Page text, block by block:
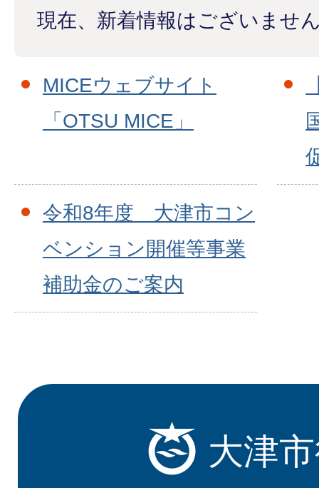
現在、新着情報はございませ
MICEウェブサイト
「OTSU MICE」
令和8年度 大津市コン
ベンション開催等事業
補助金のご案内
大津